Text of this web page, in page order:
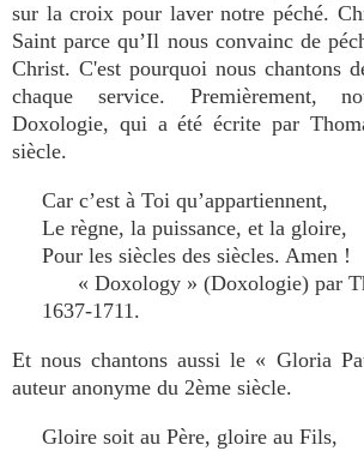
sur la croix pour laver notre péché.
Saint parce qu’Il nous convainc de
Christ. C'est pourquoi nous chantons
chaque service. Premièrement,
Doxologie, qui a été écrite par
siècle.
Car c’est à Toi qu’appartiennent,
Le règne, la puissance, et la gloire,
Pour les siècles des siècles. Amen !
« Doxology » (Doxologie) par
1637-1711.
Et nous chantons aussi le « Gloria
auteur anonyme du 2ème siècle.
Gloire soit au Père, gloire au Fils,